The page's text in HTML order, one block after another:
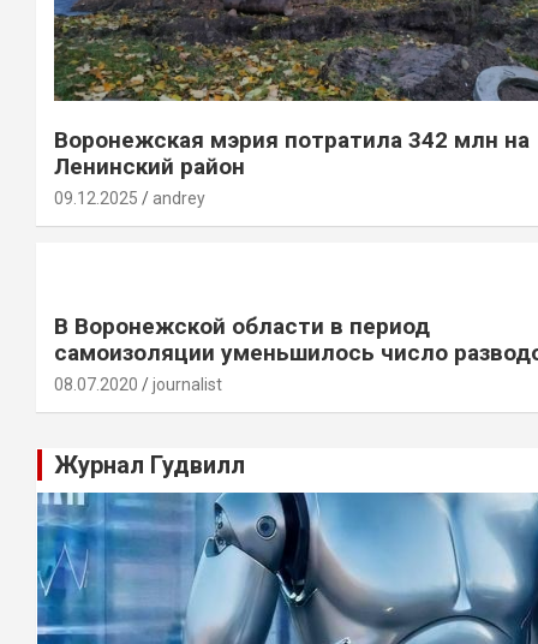
Воронежская мэрия потратила 342 млн на
Ленинский район
09.12.2025 andrey
В Воронежской области в период
самоизоляции уменьшилось число
08.07.2020 journalist
Журнал Гудвилл